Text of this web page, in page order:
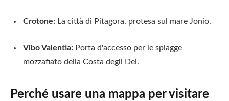
Crotone: La città di Pitagora, protesa sul mare Jonio.
Vibo Valentia: Porta d'accesso per le spiagge
mozzafiato della Costa degli Dei.
Perché usare una mappa per visitare